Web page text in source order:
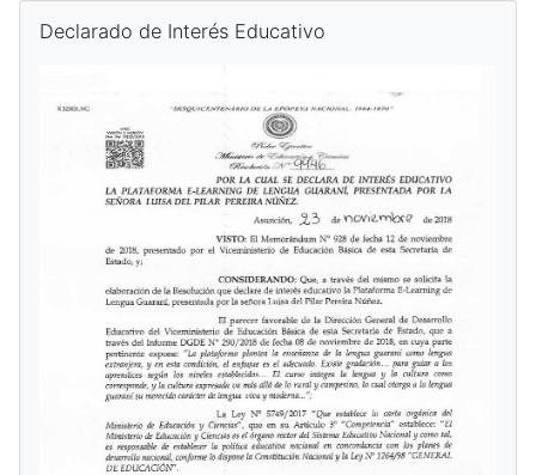
Declarado de Interés Educativo